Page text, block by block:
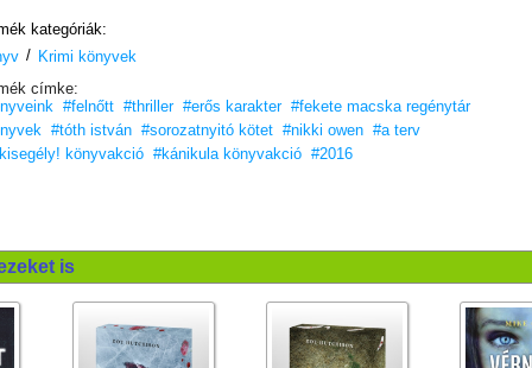
különös szoba. Különös emberek. Állandóan figyelik. Ahogy Maria egyre
kerül az igazsághoz, egy titkos cselszövés hálójában találja magát, és
maradjon.
kategóriák:
/ Krimi könyvek
címke:
#felnőtt #thriller #erős karakter #fekete macska regénytár
#tóth istván #sorozatnyitó kötet #nikki owen #a terv
könyvakció #kánikula könyvakció #2016
is